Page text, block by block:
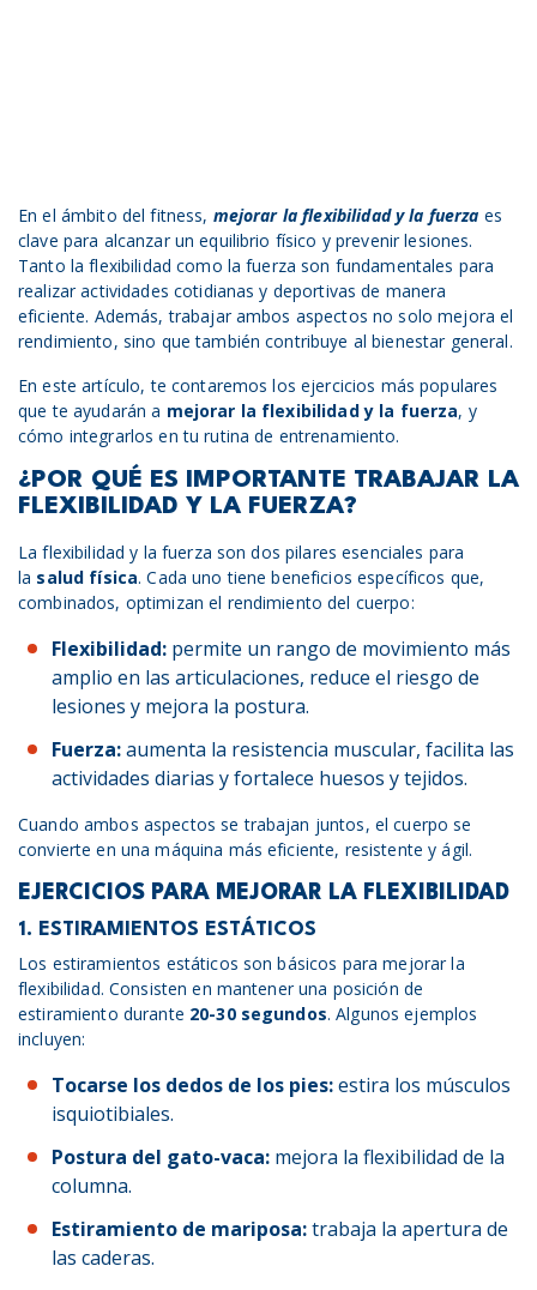
En el ámbito del fitness, mejorar la flexibilidad y la fuerza es
clave para alcanzar un equilibrio físico y prevenir lesiones.
Tanto la flexibilidad como la fuerza son fundamentales para
realizar actividades cotidianas y deportivas de manera
eficiente. Además, trabajar ambos aspectos no solo mejora el
rendimiento, sino que también contribuye al bienestar general.
En este artículo, te contaremos los ejercicios más populares
que te ayudarán a mejorar la flexibilidad y la fuerza, y
cómo integrarlos en tu rutina de entrenamiento.
¿POR QUÉ ES IMPORTANTE TRABAJAR LA
FLEXIBILIDAD Y LA FUERZA?
La flexibilidad y la fuerza son dos pilares esenciales para
la salud física. Cada uno tiene beneficios específicos que,
combinados, optimizan el rendimiento del cuerpo:
Flexibilidad: permite un rango de movimiento más
amplio en las articulaciones, reduce el riesgo de
lesiones y mejora la postura.
Fuerza:aumenta la resistencia muscular, facilita las
actividades diarias y fortalece huesos y tejidos.
Cuando ambos aspectos se trabajan juntos, el cuerpo se
convierte en una máquina más eficiente, resistente y ágil.
EJERCICIOS PARA MEJORAR LA FLEXIBILIDAD
1. ESTIRAMIENTOS ESTÁTICOS
Los estiramientos estáticos son básicos para mejorar la
flexibilidad. Consisten en mantener una posición de
estiramiento durante 20-30 segundos. Algunos ejemplos
incluyen:
Tocarse los dedos de los pies:estira los músculos
isquiotibiales.
Postura del gato-vaca: mejora la flexibilidad de la
columna.
Estiramiento de mariposa:trabaja la apertura de
las caderas.